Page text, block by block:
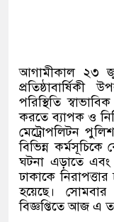
আগামীকাল ২৩
পরিস্থিতি
করতে ব্যাপক ও
মেট্রোপলিটন পুলিশ
বিভিন্ন
ঘটনা এড়াতে এবং
ঢাকাকে
হয়েছে। সোমবার
বিজ্ঞপ্তিতে আজ এ